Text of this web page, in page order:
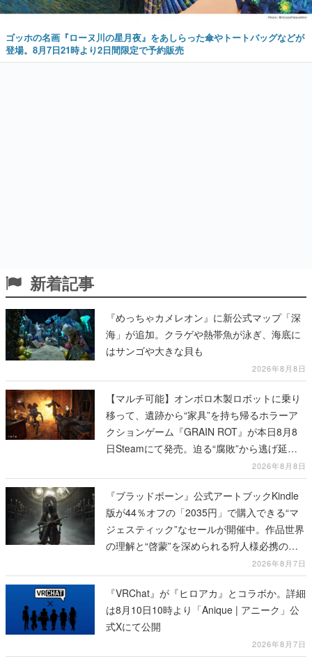
ゴッホの名画『ローヌ川の星月夜』をあしらった傘やトートバッグなどが
登場。8月7日21時より2日間限定で予約販売
新着記事
『めっちゃカメレオン』に新公式マップ「深
海」が追加。クラゲや熱帯魚が泳ぎ、海底に
はサンゴや大きな貝も
2026年8月8日
【マルチ可能】オンボロ木製ロボットに乗り
移って、遺跡から“家具”を持ち帰るホラーア
クションゲーム『GRAIN ROT』が本日8月8
日Steamにて発売。迫る“腐敗”から逃げ延
2026年8月8日
『ブラッドボーン』公式アートブックKindle
版が44％オフの「2035円」で購入できる“マ
ジェスティック”なセールが開催中。作品世界
の理解と“啓蒙”を深められる狩人様必携の一
2026年8月7日
『VRChat』が『ヒロアカ』とコラボか。詳細
は8月10日10時より「Anique | アニーク」公
式Xにて公開
2026年8月7日